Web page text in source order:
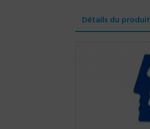
Détails du produit